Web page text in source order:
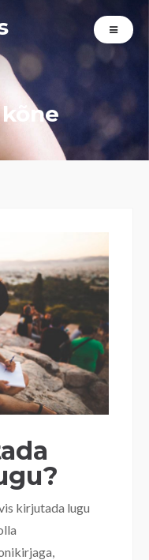
kirjutada lugu